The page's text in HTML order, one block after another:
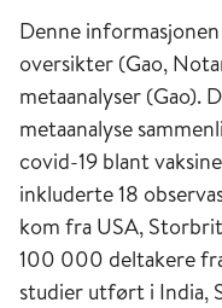
Denne
oversikter (Gao,
metaanalyser (Gao).
metaanalyse
covid-19 blant
inkluderte 18
kom fra USA,
100 000 deltakere
studier utført i India,